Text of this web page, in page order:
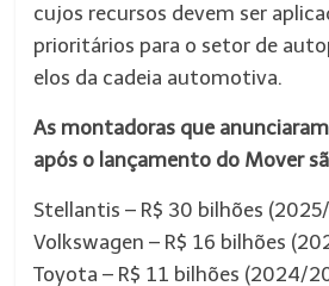
cujos recursos devem ser
prioritários para o setor de
elos da cadeia automotiva.
As montadoras que
após o lançamento do Mover
Stellantis – R$ 30 bilhões
Volkswagen – R$ 16 bilhões
Toyota – R$ 11 bilhões (2024/